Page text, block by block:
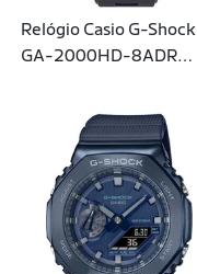
Relógio Casio G-Shock
GA-2000HD-8ADR